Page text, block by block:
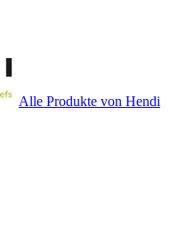
Alle Produkte von Hendi